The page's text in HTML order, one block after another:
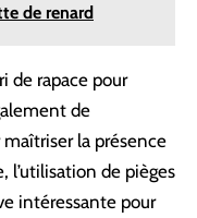
de renard
de rapace pour
de
la présence
l’utilisation de pièges
intéressante pour